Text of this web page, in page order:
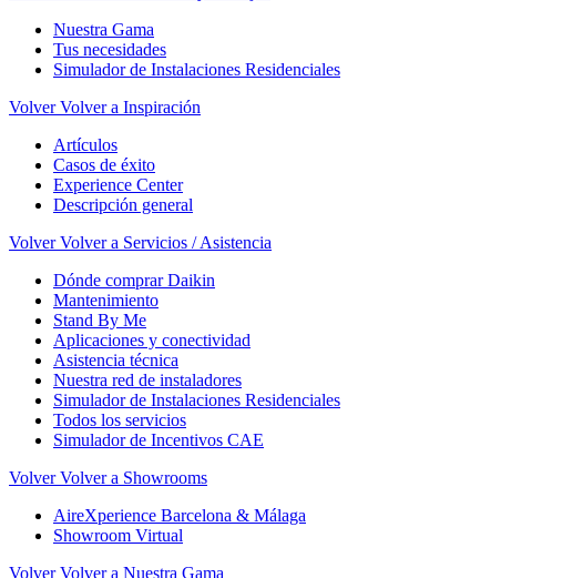
Nuestra Gama
Tus necesidades
Simulador de Instalaciones Residenciales
Volver Volver a Inspiración
Artículos
Casos de éxito
Experience Center
Descripción general
Volver Volver a Servicios / Asistencia
Dónde comprar Daikin
Mantenimiento
Stand By Me
Aplicaciones y conectividad
Asistencia técnica
Nuestra red de instaladores
Simulador de Instalaciones Residenciales
Todos los servicios
Simulador de Incentivos CAE
Volver Volver a Showrooms
AireXperience Barcelona & Málaga
Showroom Virtual
Volver Volver a Nuestra Gama